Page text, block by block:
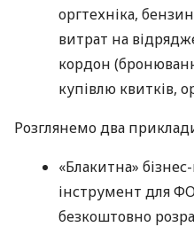
оргтехніка,
витрат на
кордон
купівлю квитків,
Розглянемо два
«Блакитна»
інструмент для
безкоштовно